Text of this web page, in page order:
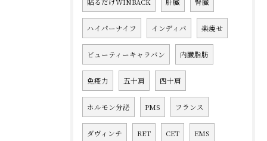
ハイパーナイフ インディバ 楽痩せ
ビューティーキャラバン 内臓脂肪
免疫力 五十肩 四十肩
ホルモン分泌 PMS フランス
ダヴィンチ RET CET EMS